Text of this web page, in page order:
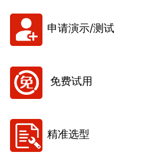
申请演示/测试
免费试用
精准选型